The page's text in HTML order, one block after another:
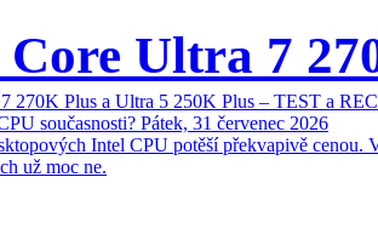
Ultra 7
270K Plus a Ultra 5 250K Plus – TEST a
současnosti? Pátek, 31 červenec 2026
Intel CPU potěší překvapivě cenou.
už moc ne.